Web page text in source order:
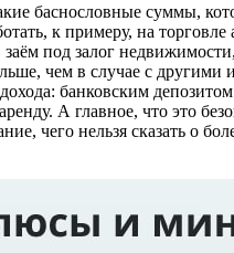
баснословные суммы,
к примеру, на
под залог
чем в случае с другими
банковским
А главное, что это
чего нельзя сказать о